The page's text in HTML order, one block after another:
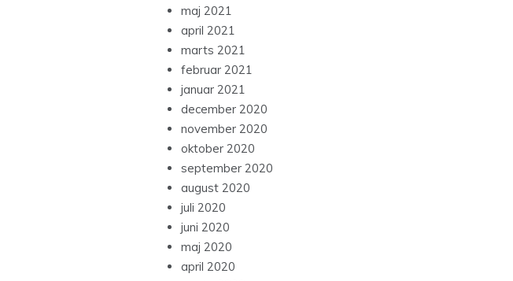
maj 2021
april 2021
marts 2021
februar 2021
januar 2021
december 2020
november 2020
oktober 2020
september 2020
august 2020
juli 2020
juni 2020
maj 2020
april 2020